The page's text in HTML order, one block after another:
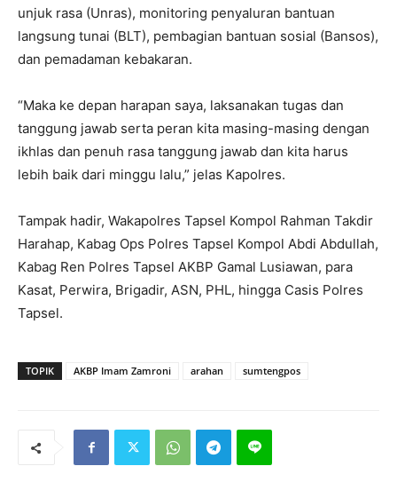
unjuk rasa (Unras), monitoring penyaluran bantuan
langsung tunai (BLT), pembagian bantuan sosial (Bansos),
dan pemadaman kebakaran.
“Maka ke depan harapan saya, laksanakan tugas dan
tanggung jawab serta peran kita masing-masing dengan
ikhlas dan penuh rasa tanggung jawab dan kita harus
lebih baik dari minggu lalu,” jelas Kapolres.
Tampak hadir, Wakapolres Tapsel Kompol Rahman Takdir
Harahap, Kabag Ops Polres Tapsel Kompol Abdi Abdullah,
Kabag Ren Polres Tapsel AKBP Gamal Lusiawan, para
Kasat, Perwira, Brigadir, ASN, PHL, hingga Casis Polres
Tapsel.
TOPIK AKBP Imam Zamroni arahan sumtengpos